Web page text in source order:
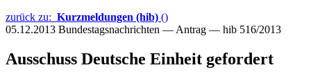
zurück zu: Kurzmeldungen (hib) ()
05.12.2013 Bundestagsnachrichten — Antrag — hib 516/2013
Ausschuss Deutsche Einheit gefordert